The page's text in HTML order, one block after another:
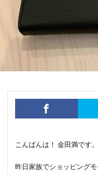
こんばんは！ 金田満です。
昨日家族でショッピング